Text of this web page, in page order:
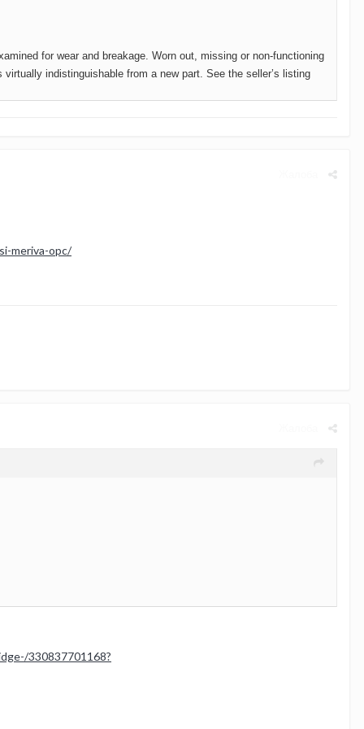
for wear and breakage. Worn out, missing or non-functioning
indistinguishable from a new part. See the seller’s listing
meriva-opc/
330837701168?